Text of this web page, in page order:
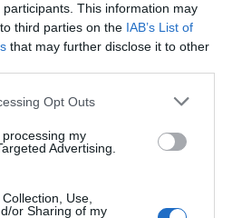
participants. This information may
third parties on the IAB’s List of
that may further disclose it to other
Opt Outs
my
Advertising.
Use,
or Sharing of my
ευαισθησίας
με τεχνολογίες όπως:
αποτύπωση των πιο
Real-
(π.χ. τάσεις